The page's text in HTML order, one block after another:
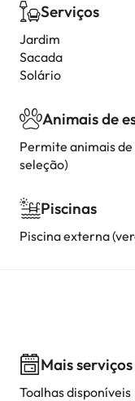
Serviços
Jardim
Sacada
Solário
Animais de
Permite animais
seleção)
Piscinas
Piscina externa
Mais serviços
Toalhas disponíveis